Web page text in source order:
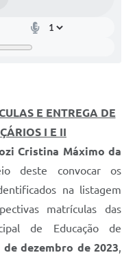
E ENTREGA DE
I E II
Cristina Máximo da
deste convocar os
na listagem
matrículas das
de Educação de
de dezembro de 2023,